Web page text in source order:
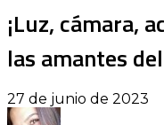
¡Luz, cámara,
las amantes
27 de junio de 2023